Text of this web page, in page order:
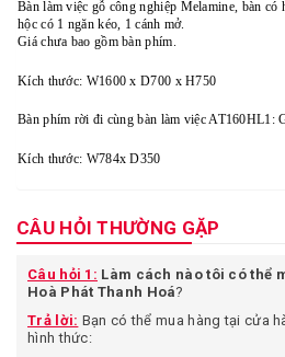
Bàn làm việc gỗ công nghiệp Melamine, bàn có
hộc có 1 ngăn kéo, 1 cánh mở.
Giá chưa bao gồm bàn phím.
Kích thước: W1600 x D700 x H750
Bàn phím rời đi cùng bàn làm việc AT160HL1:
Kích thước: W784x D350
CÂU HỎI THƯỜNG GẶP
Câu hỏi 1: Làm cách nào tôi có thể
Hoà Phát Thanh Hoá?
Trả lời: Bạn có thể mua hàng tại cửa
hình thức: